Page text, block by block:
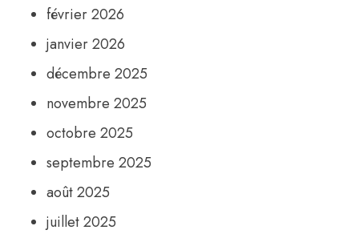
février 2026
janvier 2026
décembre 2025
novembre 2025
octobre 2025
septembre 2025
août 2025
juillet 2025